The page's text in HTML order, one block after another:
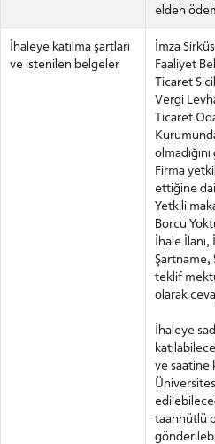
ADAY
elden
İhaleye katılma şartları
ve istenilen belgeler
İmza
Faaliyet
Ticaret
Vergi
Ticaret
Firma
ettiğine
Yetkili
Borcu
İhale
Şartname,
teklif
olarak
İhaleye
ve saatine
taahhütlü